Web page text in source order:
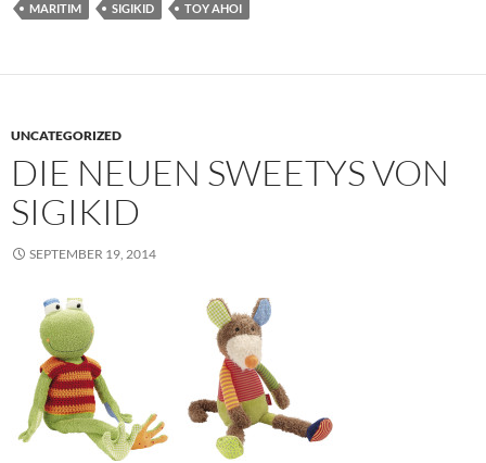
MARITIM SIGIKID TOY AHOI
UNCATEGORIZED
DIE NEUEN SWEETYS VON
SIGIKID
SEPTEMBER 19, 2014